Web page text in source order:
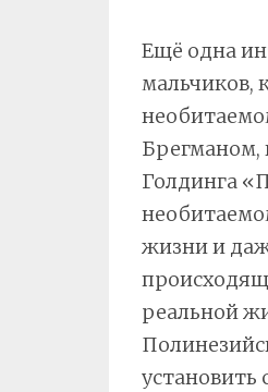
Ещё одна
мальчиков,
Брегманом,
Голдинга
жизни и
реальной